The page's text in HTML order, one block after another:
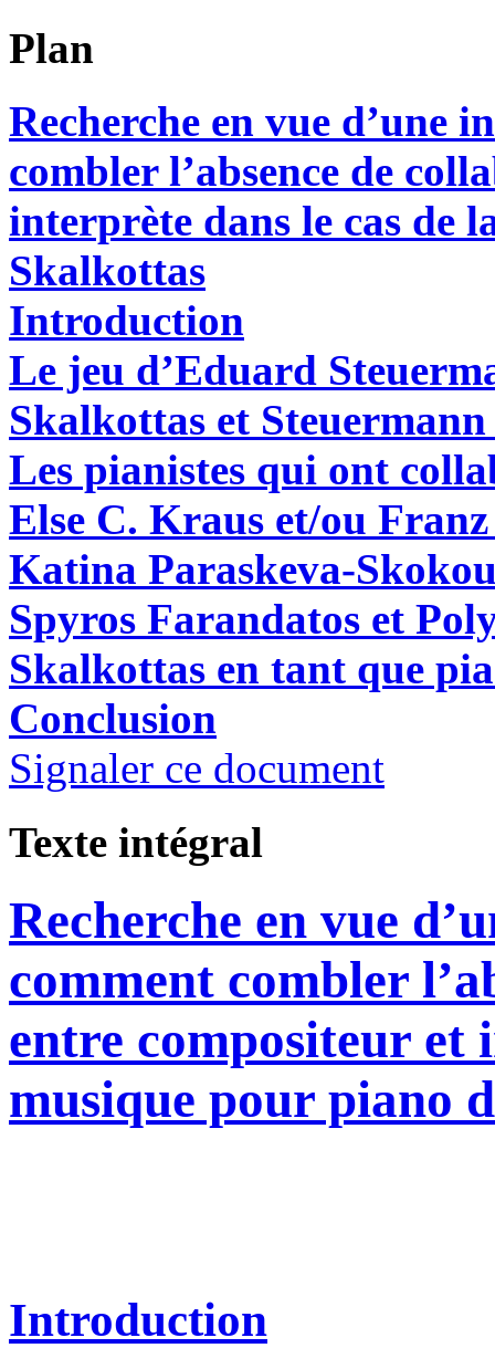
Plan
Recherche en vue d’une
combler l’absence de
interprète dans le cas de
Skalkottas
Introduction
Le jeu d’Eduard
Skalkottas et
Les pianistes qui ont
Else C. Kraus et/ou
Katina Paraskeva-
Spyros Farandatos et
Skalkottas en tant que
Conclusion
Signaler ce document
Texte intégral
Recherche en vue
comment combler
entre compositeur et
musique pour piano
Introduction